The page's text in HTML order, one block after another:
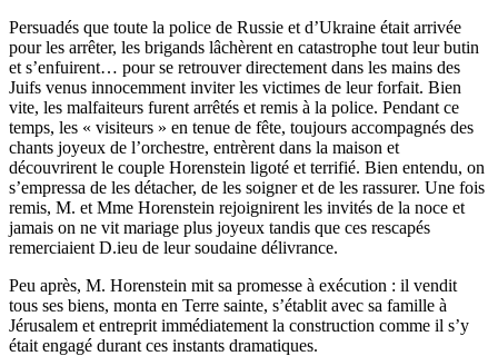
Persuadés que toute la police de Russie et d’Ukraine était arrivée
pour les arrêter, les brigands lâchèrent en catastrophe tout leur butin
et s’enfuirent… pour se retrouver directement dans les mains des
Juifs venus innocemment inviter les victimes de leur forfait. Bien
vite, les malfaiteurs furent arrêtés et remis à la police. Pendant ce
temps, les « visiteurs » en tenue de fête, toujours accompagnés des
chants joyeux de l’orchestre, entrèrent dans la maison et
découvrirent le couple Horenstein ligoté et terrifié. Bien entendu, on
s’empressa de les détacher, de les soigner et de les rassurer. Une fois
remis, M. et Mme Horenstein rejoignirent les invités de la noce et
jamais on ne vit mariage plus joyeux tandis que ces rescapés
remerciaient D.ieu de leur soudaine délivrance.
Peu après, M. Horenstein mit sa promesse à exécution : il vendit
tous ses biens, monta en Terre sainte, s’établit avec sa famille à
Jérusalem et entreprit immédiatement la construction comme il s’y
était engagé durant ces instants dramatiques.